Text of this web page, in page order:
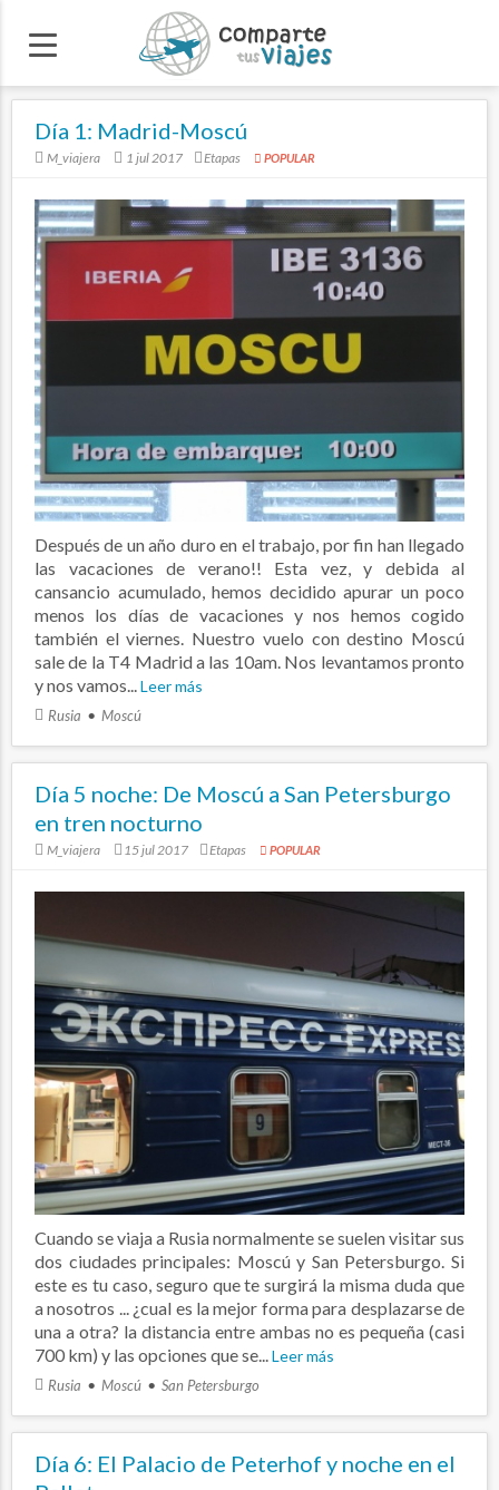
Día 1: Madrid-Moscú
M_viajera 1 jul 2017 Etapas POPULAR
Después de un año duro en el trabajo, por fin han llegado
las vacaciones de verano!! Esta vez, y debida al
cansancio acumulado, hemos decidido apurar un poco
menos los días de vacaciones y nos hemos cogido
también el viernes. Nuestro vuelo con destino Moscú
sale de la T4 Madrid a las 10am. Nos levantamos pronto
y nos vamos...Leer más
Rusia Moscú
Día 5 noche: De Moscú a San Petersburgo
en tren nocturno
M_viajera 15 jul 2017 Etapas POPULAR
Cuando se viaja a Rusia normalmente se suelen visitar sus
dos ciudades principales: Moscú y San Petersburgo. Si
este es tu caso, seguro que te surgirá la misma duda que
a nosotros ... ¿cual es la mejor forma para desplazarse de
una a otra? la distancia entre ambas no es pequeña (casi
700 km) y las opciones que se... Leer más
Rusia Moscú San Petersburgo
Día 6: El Palacio de Peterhof y noche en el